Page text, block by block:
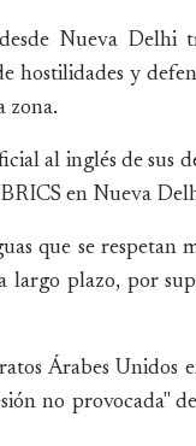
Nueva Delhi
hostilidades y
zona.
al inglés de sus
en Nueva
que se respetan
largo plazo, por
Árabes Unidos
no provocada"